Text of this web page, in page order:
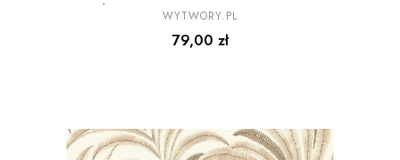
płótna - odcienie beżu
PRODUCENT
WYTWORY.PL
Cena
79,00 zł